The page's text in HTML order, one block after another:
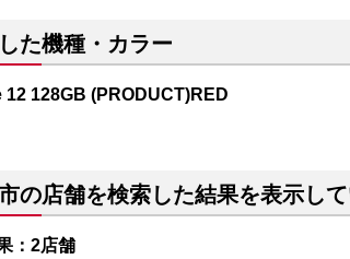
た機種・カラー
12 128GB (PRODUCT)RED
の店舗を検索した結果を表示し
：2店舗